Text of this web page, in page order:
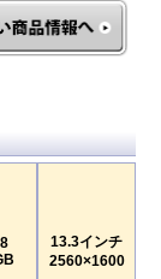
8
13.3インチ
2560×1600